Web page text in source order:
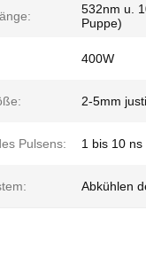
532nm u.
Puppe)
400W
2-5mm
Pulsens: 1 bis 10 ns
Abkühlen